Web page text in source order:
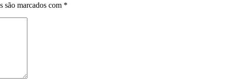
são marcados com *